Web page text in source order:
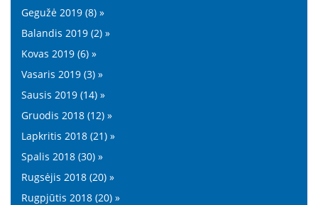
Gegužė 2019 (8) »
Balandis 2019 (2) »
Kovas 2019 (6) »
Vasaris 2019 (3) »
Sausis 2019 (14) »
Gruodis 2018 (12) »
Lapkritis 2018 (21) »
Spalis 2018 (30) »
Rugsėjis 2018 (20) »
Rugpjūtis 2018 (20) »